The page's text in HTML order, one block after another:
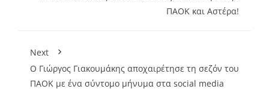
ΠΑΟΚ και Αστέρα!
Next
Ο Γιώργος Γιακουμάκης αποχαιρέτησε τη σεζόν του
ΠΑΟΚ με ένα σύντομο μήνυμα στα social media